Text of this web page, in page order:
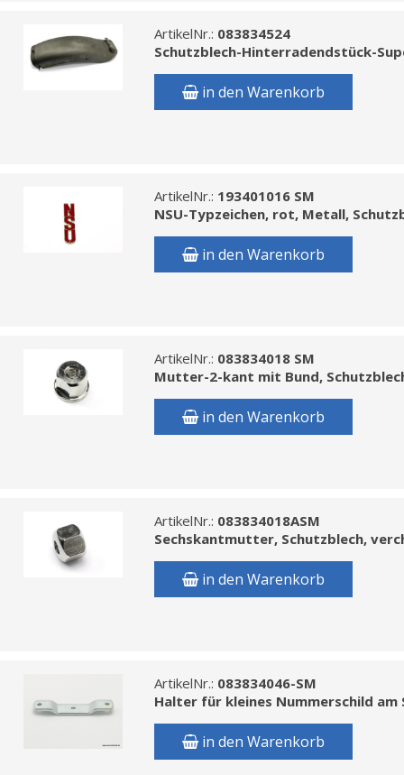
ArtikelNr.: 083834524
Schutzblech-Hinterradendstück-
in den Warenkorb
ArtikelNr.: 193401016 SM
NSU-Typzeichen, rot, Metall,
in den Warenkorb
ArtikelNr.: 083834018 SM
Mutter-2-kant mit Bund,
in den Warenkorb
ArtikelNr.: 083834018ASM
Sechskantmutter, Schutzblech,
in den Warenkorb
ArtikelNr.: 083834046-SM
Halter für kleines Nummerschild am
in den Warenkorb